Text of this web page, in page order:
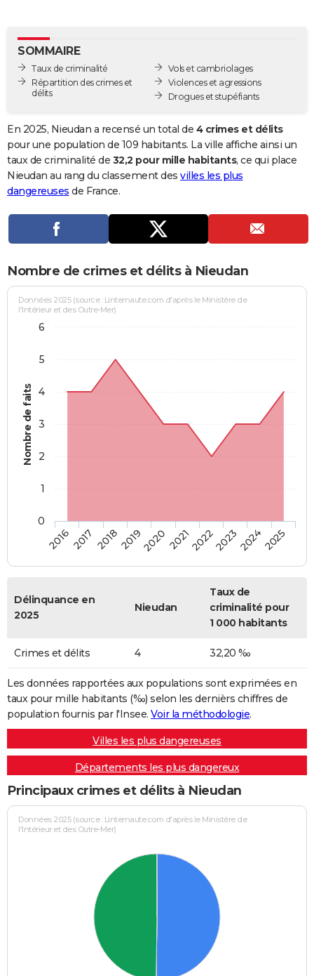
GUIDES D'ACHAT
BONS PLANS
Carte de Noël
Carte Bonne année
Carte Saint-Valentin
Carte Pâques
Carte d'anniversaire
DICTIONNAIRE
Dictionnaire
Biographies
Citations
Expressions
Proverbes
PROGRAMME TV
COPAINS D'AVANT
S'inscrire
Se connecter
Lycées
Collèges
Primaires
Universités
Entreprises
Service militaire
Avis de recherche
AVIS DE DÉCÈS
FORUM
Bricolage
Lifestyle
Culture
Sport
Auto
Television
Voyage
Cinema
SOMMAIRE
Taux de criminalité
Répartition des crimes et
délits
Vols et cambriolages
Violences et agressions
Drogues et stupéfiants
En 2025, Nieudan a recensé un total de 4 crimes et délits
pour une population de 109 habitants. La ville affiche ainsi un
taux de criminalité de 32,2 pour mille habitants, ce qui place
Nieudan au rang du classement des villes les plus
dangereuses de France.
Nombre de crimes et délits à Nieudan
Nombre de faits
Données 2025 (source : Linternaute.com d'après le Ministère de
l'Intérieur et des Outre-Mer)
20162017 20182019202020212022202320242025
0
1
2
3
4
5
6
Délinquance en
2025
Nieudan
Taux de
criminalité pour
1 000 habitants
Crimes et délits 4 32,20 ‰
Les données rapportées aux populations sont exprimées en
taux pour mille habitants (‰) selon les dernièrs chiffres de
population fournis par l'Insee. Voir la méthodologie.
Villes les plus dangereuses
Départements les plus dangereux
Principaux crimes et délits à Nieudan
Données 2025 (source : Linternaute.com d'après le Ministère de
l'Intérieur et des Outre-Mer)